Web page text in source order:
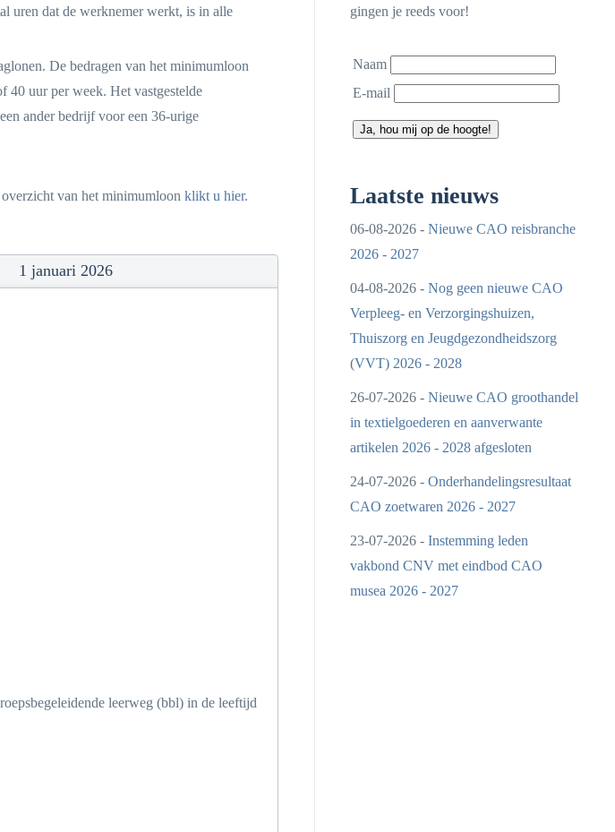
uren dat de werknemer werkt, is in alle
De bedragen van het minimumloon
40 uur per week. Het vastgestelde
ander bedrijf voor een 36-urige
van het minimumloon klikt u hier.
1 januari 2026
leerweg (bbl) in de leeftijd
gingen je reeds voor!
Naam
E-mail
Ja, hou mij op de hoogte!
Laatste nieuws
06-08-2026 - Nieuwe CAO reisbranche
2026 - 2027
04-08-2026 - Nog geen nieuwe CAO
Verpleeg- en Verzorgingshuizen,
Thuiszorg en Jeugdgezondheidszorg
(VVT) 2026 - 2028
26-07-2026 - Nieuwe CAO groothandel
in textielgoederen en aanverwante
artikelen 2026 - 2028 afgesloten
24-07-2026 - Onderhandelingsresultaat
CAO zoetwaren 2026 - 2027
23-07-2026 - Instemming leden
vakbond CNV met eindbod CAO
musea 2026 - 2027